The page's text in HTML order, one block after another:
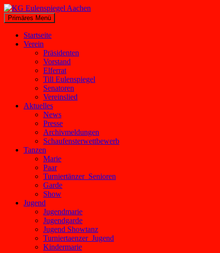
Zum
Inhalt
springen
KG Eulenspiegel Aachen
Suchen
Primäres Menü
Startseite
Verein
Präsidenten
Vorstand
Elferrat
Till Eulenspiegel
Senatoren
Vereinslied
Aktuelles
News
Presse
Archivmeldungen
Schaufensterwettbewerb
Tanzen
Marie
Paar
Turniertänzer_Senioren
Garde
Show
Jugend
Jugendmarie
Jugendgarde
Jugend Showtanz
Turniertaenzer_Jugend
Kindermarie